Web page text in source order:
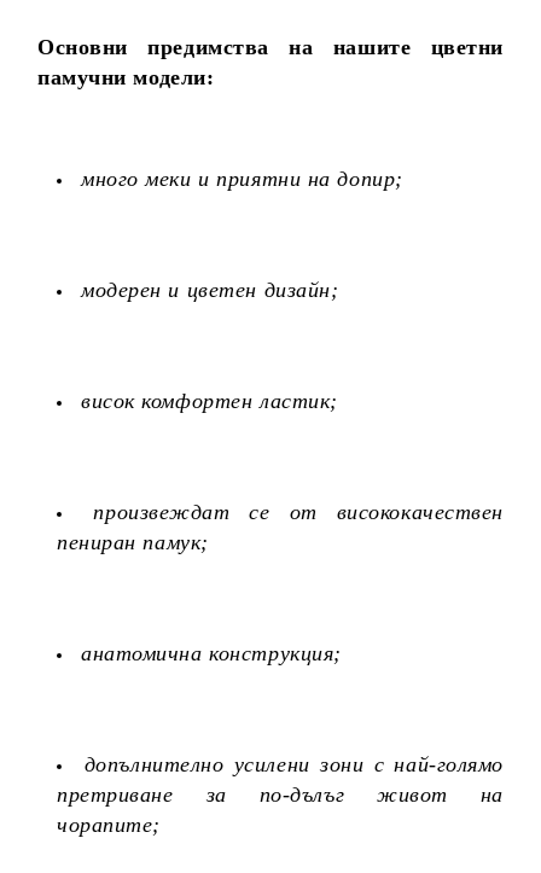
Основни предимства на нашите цветни
памучни модели:
много меки и приятни на допир;
модерен и цветен дизайн;
висок комфортен ластик;
произвеждат се от висококачествен
пениран памук;
анатомична конструкция;
допълнително усилени зони с най-голямо
претриване за по-дълъг живот на
чорапите;